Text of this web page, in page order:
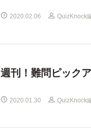
2020.02.06 QuizKnock
週刊！難問ピック
2020.01.30 QuizKnock